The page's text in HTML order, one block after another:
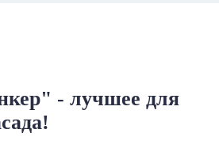
- лучшее для